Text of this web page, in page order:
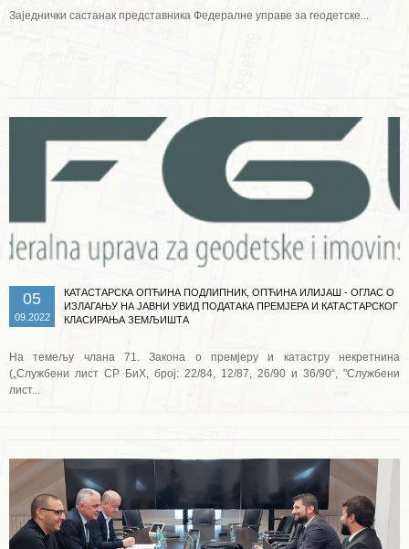
Заједнички састанак представника Федералне управе за геодетске...
05
09.2022
КАТАСТАРСКА ОПЋИНА ПОДЛИПНИК, ОПЋИНА ИЛИЈАШ - ОГЛАС О
ИЗЛАГАЊУ НА ЈАВНИ УВИД ПОДАТАКА ПРЕМЈЕРА И КАТАСТАРСКОГ
КЛАСИРАЊА ЗЕМЉИШТА
На темељу члана 71. Закона о премјеру и катастру некретнина
(„Службени лист СР БиХ, број: 22/84, 12/87, 26/90 и 36/90“, "Службени
лист...